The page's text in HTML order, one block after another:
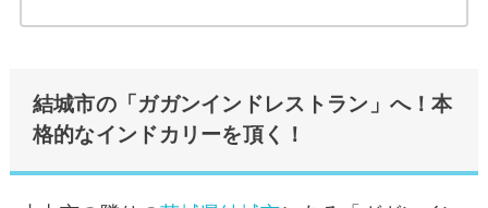
結城市の「ガガンインドレストラン」へ！本
格的なインドカリーを頂く！